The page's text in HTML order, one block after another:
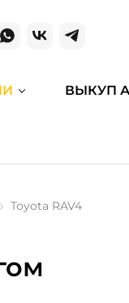
ВЫКУП
Toyota RAV4